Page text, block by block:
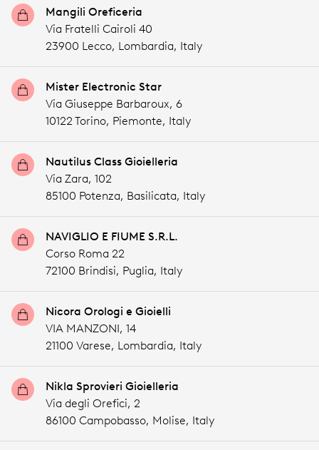
Mangili Oreficeria
Via Fratelli Cairoli 40
23900 Lecco, Lombardia, Italy
Mister Electronic Star
Via Giuseppe Barbaroux, 6
10122 Torino, Piemonte, Italy
Nautilus Class Gioielleria
Via Zara, 102
85100 Potenza, Basilicata, Italy
NAVIGLIO E FIUME S.R.L.
Corso Roma 22
72100 Brindisi, Puglia, Italy
Nicora Orologi e Gioielli
VIA MANZONI, 14
21100 Varese, Lombardia, Italy
Nikla Sprovieri Gioielleria
Via degli Orefici, 2
86100 Campobasso, Molise, Italy